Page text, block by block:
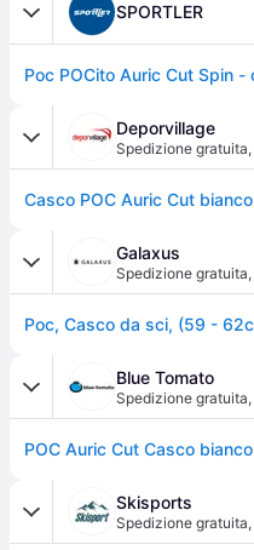
SPORTLER
Deporvillage
Spedizione gratuita,
Galaxus
Spedizione gratuita,
Blue Tomato
Spedizione gratuita,
Skisports
Spedizione gratuita,